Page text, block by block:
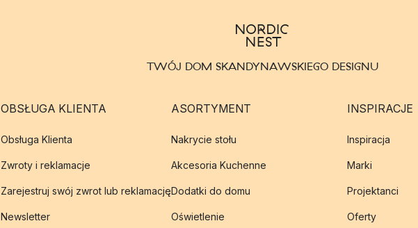
TWÓJ DOM SKANDYNAWSKIEGO DESIGNU
OBSŁUGA KLIENTA
Obsługa Klienta
Zwroty i reklamacje
Zarejestruj swój zwrot lub reklamację
Newsletter
ASORTYMENT
Nakrycie stołu
Akcesoria Kuchenne
Dodatki do domu
Oświetlenie
INSPIRACJE
Inspiracja
Marki
Projektanci
Oferty